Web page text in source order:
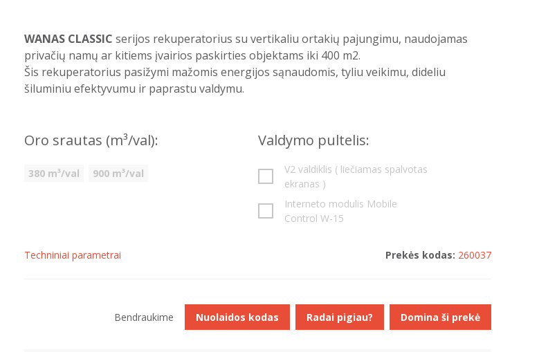
WANAS CLASSIC serijos rekuperatorius su vertikaliu ortakių pajungimu, naudojamas
privačių namų ar kitiems įvairios paskirties objektams iki 400 m2.
Šis rekuperatorius pasižymi mažomis energijos sąnaudomis, tyliu veikimu, dideliu
šiluminiu efektyvumu ir paprastu valdymu.
Oro srautas (m³/val):
380 m³/val 900 m³/val
Valdymo pultelis:
V2 valdiklis ( liečiamas spalvotas
ekranas )
Interneto modulis Mobile
Control W-15
Techniniai parametrai Prekės kodas: 260037
Bendraukime Nuolaidos kodas Radai pigiau? Domina ši prekė